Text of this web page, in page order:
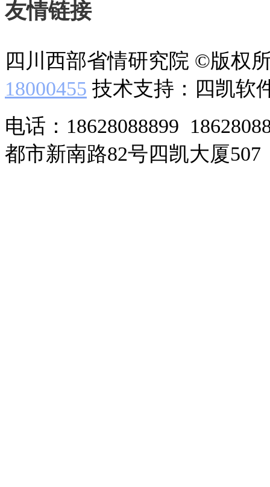
友情链接
四川西部省情研究院 ©版权
18000455 技术支持：四凯软
电话：18628088899
都市新南路82号四凯大厦507